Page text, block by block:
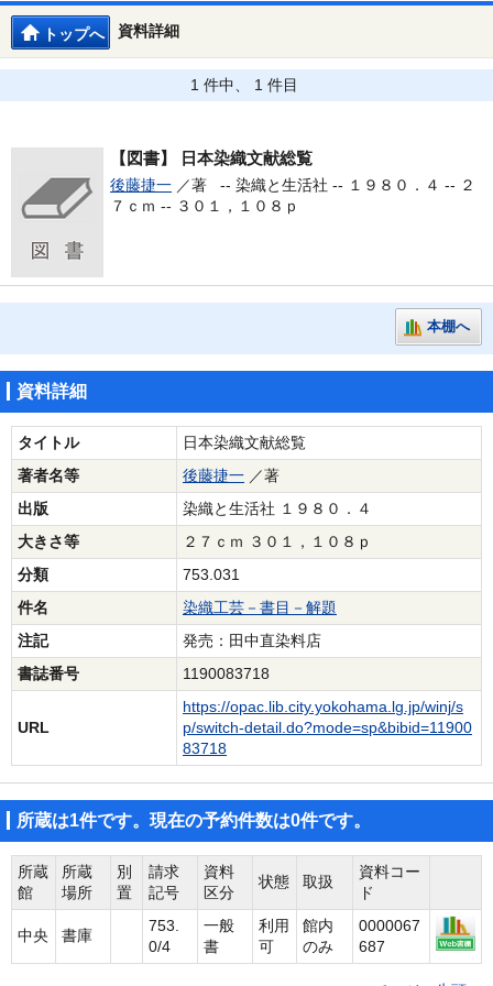
資料詳細
トップへ
1 件中、 1 件目
【図書】 日本染織文献総覧
後藤捷一 ／著 -- 染織と生活社 -- １９８０．４ -- ２
７ｃｍ -- ３０１，１０８ｐ
本棚へ
資料詳細
タイトル
日本染織文献総覧
著者名等
後藤捷一 ／著
出版
染織と生活社 １９８０．４
大きさ等
２７ｃｍ ３０１，１０８ｐ
分類
753.031
件名
染織工芸－書目－解題
注記
発売：田中直染料店
書誌番号
1190083718
URL
https://opac.lib.city.yokohama.lg.jp/winj/s
p/switch-detail.do?mode=sp&bibid=11900
83718
所蔵は1件です。現在の予約件数は0件です。
所蔵
館
所蔵
場所
別
置
請求
記号
資料
区分
状態 取扱
資料コー
ド
中央 書庫
753.
0/4
一般
書
利用
可
館内
のみ
0000067
687